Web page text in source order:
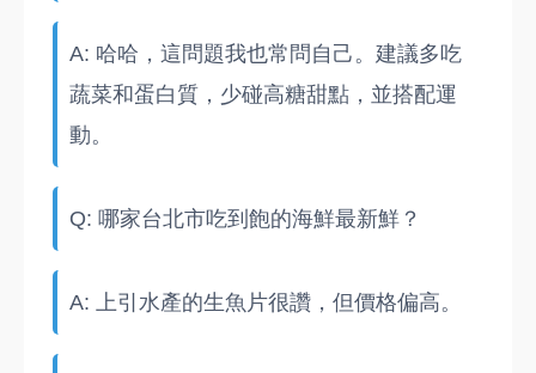
A: 哈哈，這問題我也常問自己。建議多吃
蔬菜和蛋白質，少碰高糖甜點，並搭配運
動。
Q: 哪家台北市吃到飽的海鮮最新鮮？
A: 上引水產的生魚片很讚，但價格偏高。